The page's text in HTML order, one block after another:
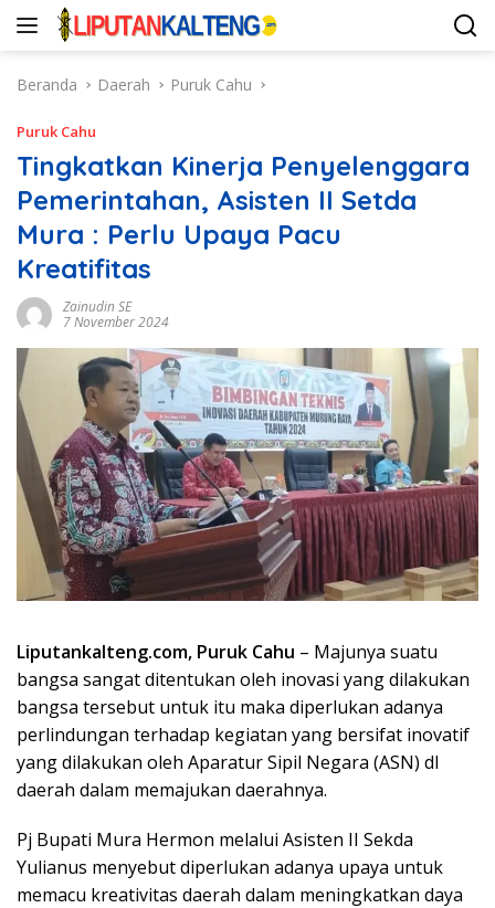
Langsung
Beranda
Daerah Puruk Cahu
Puruk Cahu
Tingkatkan Kinerja Penyelenggara
Pemerintahan, Asisten II Setda
Mura : Perlu Upaya Pacu
Kreatifitas
Zainudin SE
7 November 2024
Liputankalteng.com, Puruk Cahu – Majunya suatu
bangsa sangat ditentukan oleh inovasi yang dilakukan
bangsa tersebut untuk itu maka diperlukan adanya
perlindungan terhadap kegiatan yang bersifat inovatif
yang dilakukan oleh Aparatur Sipil Negara (ASN) dI
daerah dalam memajukan daerahnya.
Pj Bupati Mura Hermon melalui Asisten II Sekda
Yulianus menyebut diperlukan adanya upaya untuk
memacu kreativitas daerah dalam meningkatkan daya